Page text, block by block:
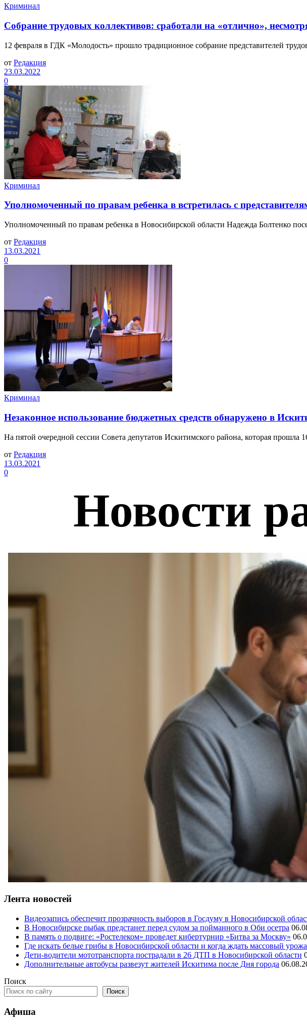
Криминал
Собрание трудовых коллективов: сработали на «отлично»,
12 февраля в ГДК «Молодость» прошло традиционное собрание представителей
от Редакция
23.03.2022
0
Криминал
Уполномоченный по правам ребенка в встретилась с
Уполномоченный по правам ребенка в Новосибирской области Надежда Болтенко
от Редакция
13.03.2021
0
Криминал
Незаконное использование бюджетных средств обнаружено в
На пятой очередной сессии Совета депутатов Искитимского района, которая
от Редакция
13.03.2021
0
Лента новостей
Видеозапись обеспечит прозрачность выборов в Госдуму в Новосибирской
В Новосибирске рыбак предстанет перед судом за пойманного в Оби осетра
В память о подвиге: «Ростелеком» проведет кибертурнир «Битва за Москву»
Где искать белые грибы в Новосибирской области и когда ждать массовый
Дети-водители мототранспорта пострадали в 26 ДТП в Новосибирской области
Дополнительные автобусы развезут жителей Искитима после Дня города
Поиск
Поиск
Афиша